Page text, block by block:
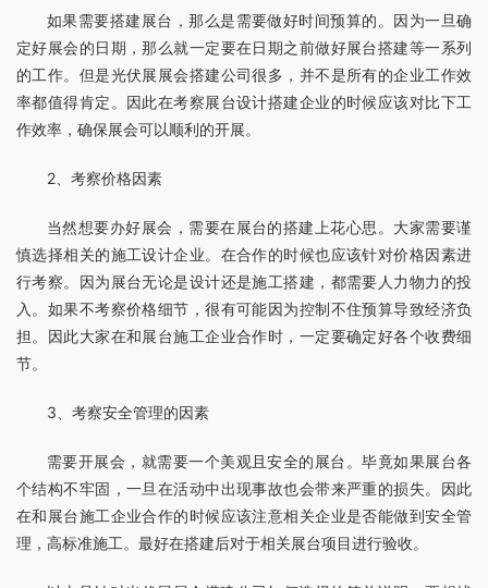
如果需要搭建展台，那么是需要做好时间预算的。因为一旦确
定好展会的日期，那么就一定要在日期之前做好展台搭建等一系列
的工作。但是光伏展展会搭建公司很多，并不是所有的企业工作效
率都值得肯定。因此在考察展台设计搭建企业的时候应该对比下工
作效率，确保展会可以顺利的开展。
2、考察价格因素
当然想要办好展会，需要在展台的搭建上花心思。大家需要谨
慎选择相关的施工设计企业。在合作的时候也应该针对价格因素进
行考察。因为展台无论是设计还是施工搭建，都需要人力物力的投
入。如果不考察价格细节，很有可能因为控制不住预算导致经济负
担。因此大家在和展台施工企业合作时，一定要确定好各个收费细
节。
3、考察安全管理的因素
需要开展会，就需要一个美观且安全的展台。毕竟如果展台各
个结构不牢固，一旦在活动中出现事故也会带来严重的损失。因此
在和展台施工企业合作的时候应该注意相关企业是否能做到安全管
理，高标准施工。最好在搭建后对于相关展台项目进行验收。